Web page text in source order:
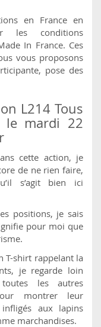
en France en
les conditions
In France. Ces
vous proposons
pose des
L214 Tous
le mardi 22
cette action, je
de ne rien faire,
s’agit bien ici
positions, je sais
pour moi que
T-shirt rappelant la
je regarde loin
les autres
montrer leur
aux lapins
marchandises.